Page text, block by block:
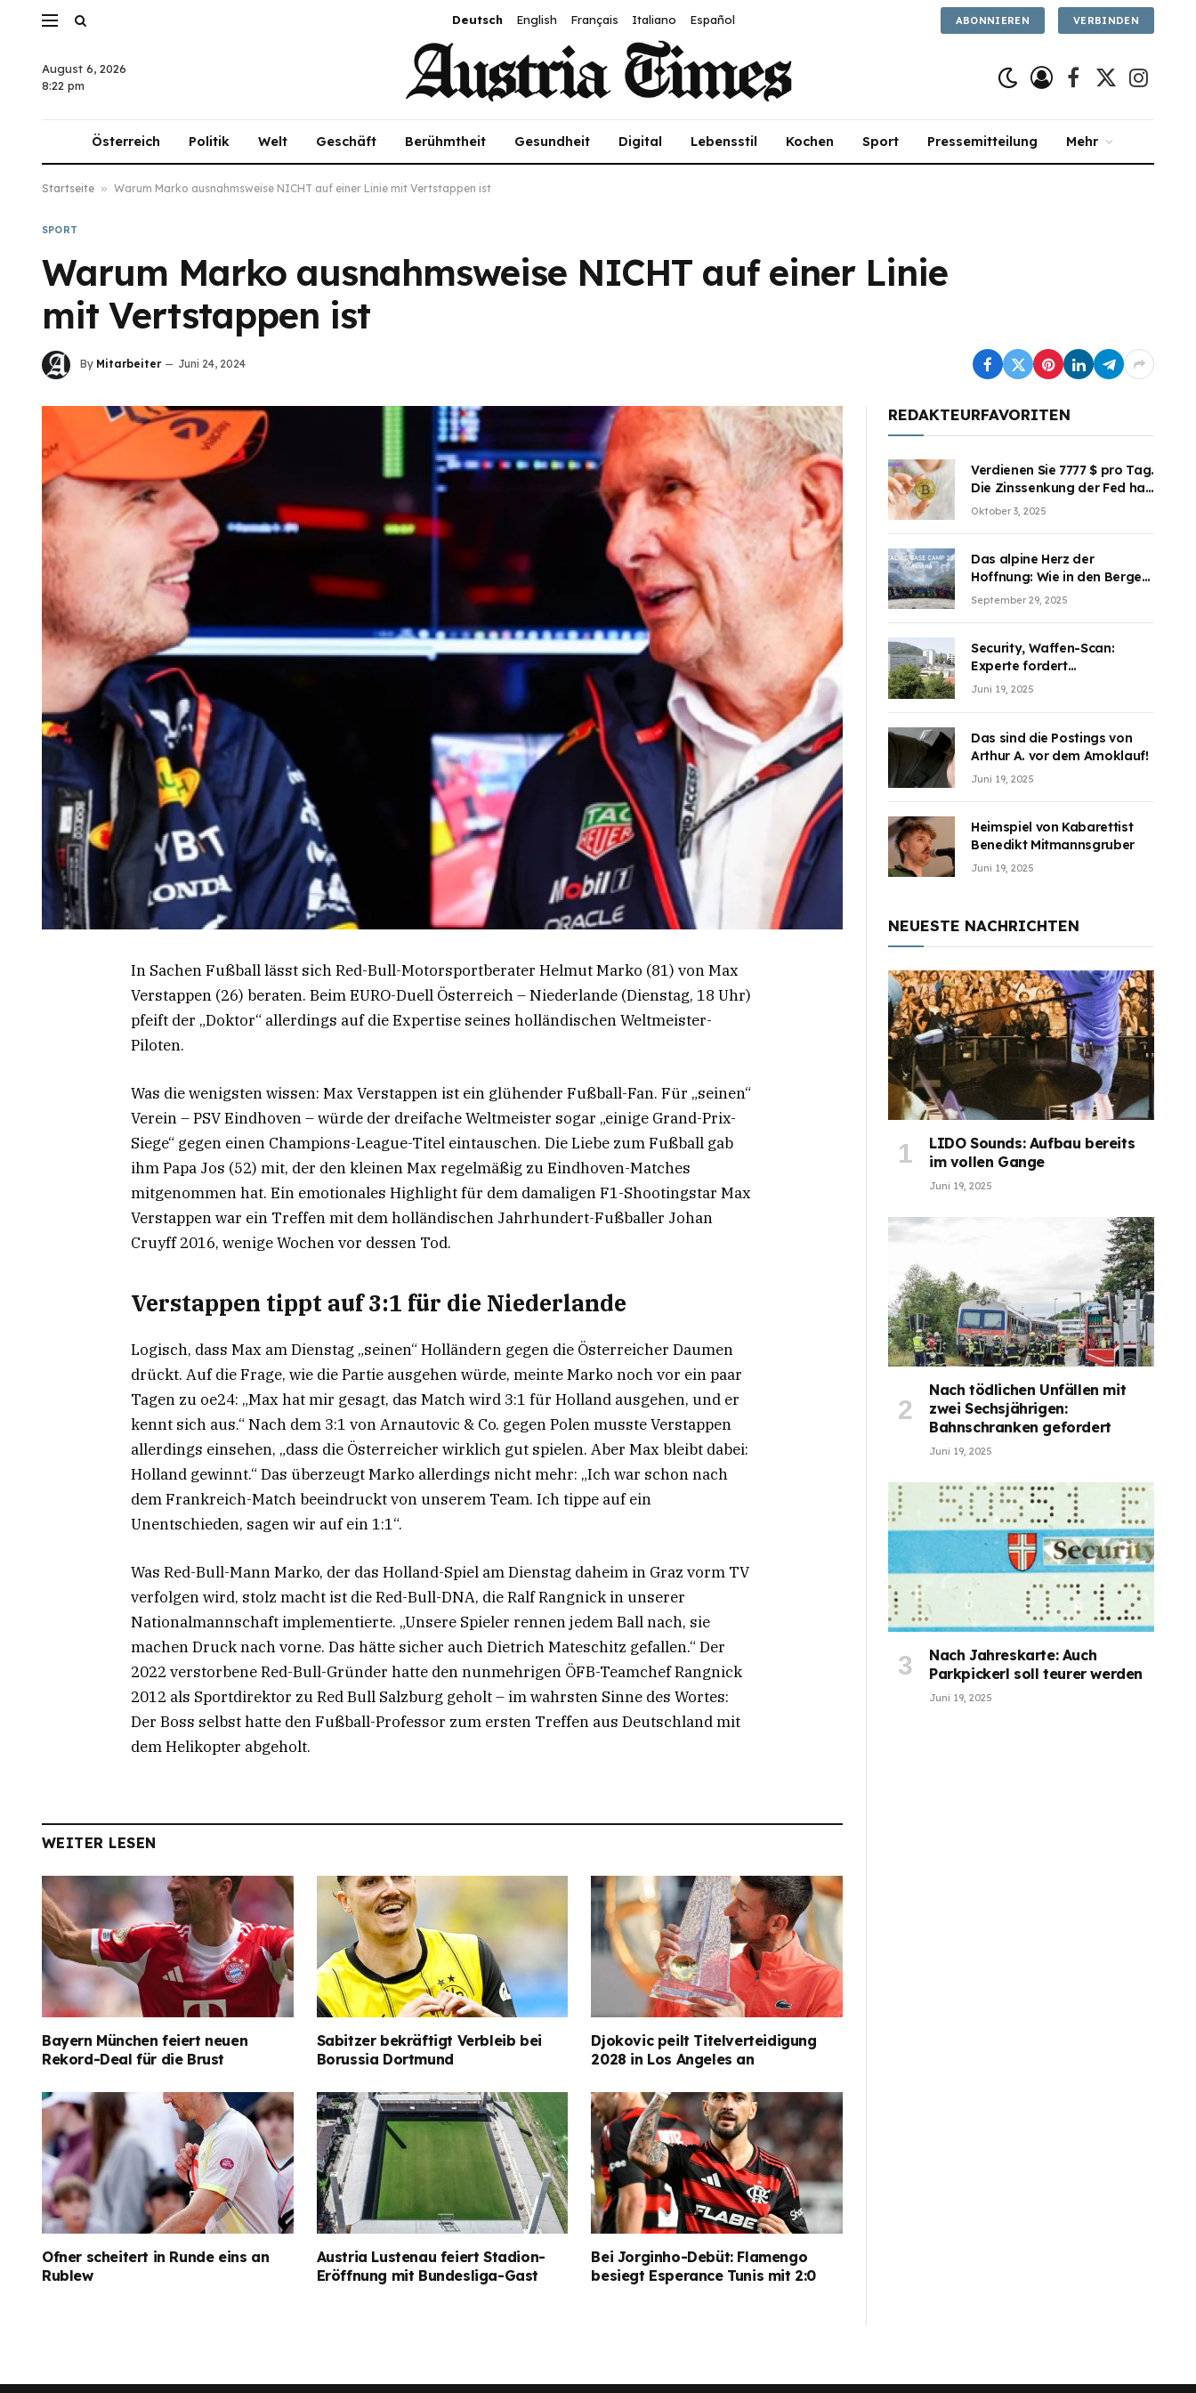
Deutsch English Français Italiano Español ABONNIEREN VERBINDEN
August 6, 2026
8:22 pm
Facebook
X
Österreich Politik Welt Geschäft Berühmtheit Gesundheit Digital Lebensstil Kochen Sport Pressemitteilung Mehr
Startseite » Warum Marko ausnahmsweise NICHT auf einer Linie mit Vertstappen ist
SPORT
Warum Marko ausnahmsweise NICHT auf einer Linie
mit Vertstappen ist
By Mitarbeiter Juni 24, 2024
In Sachen Fußball lässt sich Red-Bull-Motorsportberater Helmut Marko (81) von Max
Verstappen (26) beraten. Beim EURO-Duell Österreich – Niederlande (Dienstag, 18 Uhr)
pfeift der „Doktor“ allerdings auf die Expertise seines holländischen Weltmeister-
Piloten.
Was die wenigsten wissen: Max Verstappen ist ein glühender Fußball-Fan. Für „seinen“
Verein – PSV Eindhoven – würde der dreifache Weltmeister sogar „einige Grand-Prix-
Siege“ gegen einen Champions-League-Titel eintauschen. Die Liebe zum Fußball gab
ihm Papa Jos (52) mit, der den kleinen Max regelmäßig zu Eindhoven-Matches
mitgenommen hat. Ein emotionales Highlight für dem damaligen F1-Shootingstar Max
Verstappen war ein Treffen mit dem holländischen Jahrhundert-Fußballer Johan
Cruyff 2016, wenige Wochen vor dessen Tod.
Verstappen tippt auf 3:1 für die Niederlande
Logisch, dass Max am Dienstag „seinen“ Holländern gegen die Österreicher Daumen
drückt. Auf die Frage, wie die Partie ausgehen würde, meinte Marko noch vor ein paar
Tagen zu oe24: „Max hat mir gesagt, das Match wird 3:1 für Holland ausgehen, und er
kennt sich aus.“ Nach dem 3:1 von Arnautovic & Co. gegen Polen musste Verstappen
allerdings einsehen, „dass die Österreicher wirklich gut spielen. Aber Max bleibt dabei:
Holland gewinnt.“ Das überzeugt Marko allerdings nicht mehr: „Ich war schon nach
dem Frankreich-Match beeindruckt von unserem Team. Ich tippe auf ein
Unentschieden, sagen wir auf ein 1:1“.
Was Red-Bull-Mann Marko, der das Holland-Spiel am Dienstag daheim in Graz vorm TV
verfolgen wird, stolz macht ist die Red-Bull-DNA, die Ralf Rangnick in unserer
Nationalmannschaft implementierte. „Unsere Spieler rennen jedem Ball nach, sie
machen Druck nach vorne. Das hätte sicher auch Dietrich Mateschitz gefallen.“ Der
2022 verstorbene Red-Bull-Gründer hatte den nunmehrigen ÖFB-Teamchef Rangnick
2012 als Sportdirektor zu Red Bull Salzburg geholt – im wahrsten Sinne des Wortes:
Der Boss selbst hatte den Fußball-Professor zum ersten Treffen aus Deutschland mit
dem Helikopter abgeholt.
WEITER LESEN
Bayern München feiert neuen
Rekord-Deal für die Brust
Sabitzer bekräftigt Verbleib bei
Borussia Dortmund
Djokovic peilt Titelverteidigung
2028 in Los Angeles an
Ofner scheitert in Runde eins an
Rublew
Austria Lustenau feiert Stadion-
Eröffnung mit Bundesliga-Gast
Bei Jorginho-Debüt: Flamengo
besiegt Esperance Tunis mit 2:0
REDAKTEURFAVORITEN
Verdienen Sie 7777 $ pro Tag.
Die Zinssenkung der Fed hat
die Aufmerksamkeit des
teilzuhaben
Oktober 3, 2025
Das alpine Herz der
Hoffnung: Wie in den Bergen
Österreichs die unsichtbaren
September 29, 2025
Security, Waffen-Scan:
Experte fordert
Sicherheitsdiskussion an
Juni 19, 2025
Das sind die Postings von
Arthur A. vor dem Amoklauf!
Juni 19, 2025
Heimspiel von Kabarettist
Benedikt Mitmannsgruber
Juni 19, 2025
NEUESTE NACHRICHTEN
LIDO Sounds: Aufbau bereits
im vollen Gange
Juni 19, 2025
Nach tödlichen Unfällen mit
zwei Sechsjährigen:
Bahnschranken gefordert
Juni 19, 2025
Nach Jahreskarte: Auch
Parkpickerl soll teurer werden
Juni 19, 2025